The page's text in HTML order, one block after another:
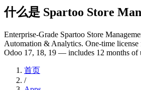
什么是 Spartoo Store
Enterprise-Grade Spartoo Store
Automation & Analytics. One-time
Odoo 17, 18, 19 — includes 12 months of
首页
/